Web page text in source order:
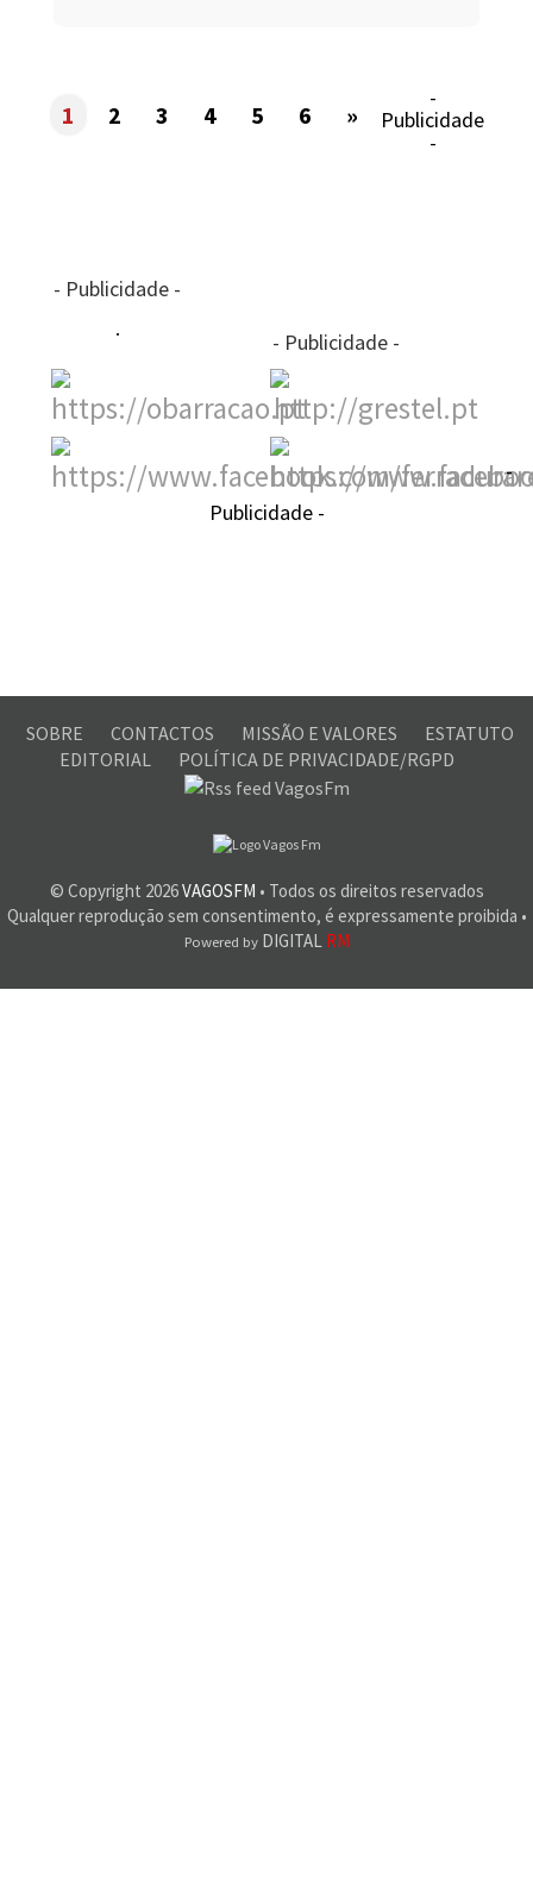
1 2 3 4 5 6 »
-
Publicidade
-
- Publicidade -
- Publicidade -
-
Publicidade -
SOBRE CONTACTOS MISSÃO E VALORES
ESTATUTO
EDITORIAL
POLÍTICA DE PRIVACIDADE/RGPD
© Copyright 2026VAGOSFM • Todos os direitos reservados
Qualquer reprodução sem consentimento, é expressamente proibida •
Powered byDIGITAL RM